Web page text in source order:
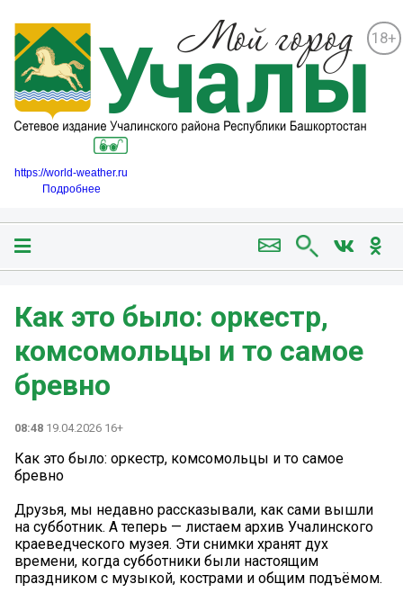
18+
https://world-weather.ru
Подробнее
Как это было: оркестр,
комсомольцы и то самое
бревно
08:48 19.04.2026 16+
Как это было: оркестр, комсомольцы и то самое
бревно
Друзья, мы недавно рассказывали, как сами вышли
на субботник. А теперь — листаем архив Учалинского
краеведческого музея. Эти снимки хранят дух
времени, когда субботники были настоящим
праздником с музыкой, кострами и общим подъёмом.